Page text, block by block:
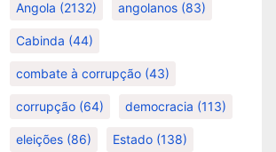
Angola (2132) angolanos (83)
Cabinda (44)
combate à corrupção (43)
corrupção (64) democracia (113)
eleições (86) Estado (138)